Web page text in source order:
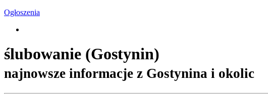
Ogłoszenia
ślubowanie (Gostynin)
najnowsze informacje z Gostynina i okolic